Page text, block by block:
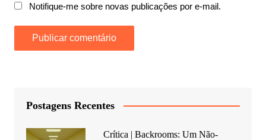
Notifique-me sobre novas publicações por e-mail.
Postagens Recentes
Crítica | Backrooms: Um Não-